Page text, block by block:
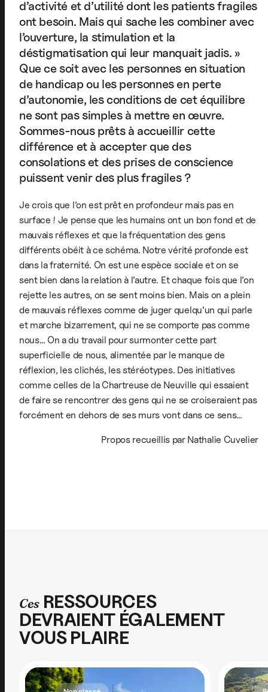
d’activité et d’utilité dont les patients fragiles
ont besoin. Mais qui sache les combiner avec
l’ouverture, la stimulation et la
déstigmatisation qui leur manquait jadis. »
Que ce soit avec les personnes en situation
de handicap ou les personnes en perte
d’autonomie, les conditions de cet équilibre
ne sont pas simples à mettre en œuvre.
Sommes-nous prêts à accueillir cette
différence et à accepter que des
consolations et des prises de conscience
puissent venir des plus fragiles ?
Je crois que l’on est prêt en profondeur mais pas en
surface ! Je pense que les humains ont un bon fond et de
mauvais réflexes et que la fréquentation des gens
différents obéit à ce schéma. Notre vérité profonde est
dans la fraternité. On est une espèce sociale et on se
sent bien dans la relation à l’autre. Et chaque fois que l’on
rejette les autres, on se sent moins bien. Mais on a plein
de mauvais réflexes comme de juger quelqu’un qui parle
et marche bizarrement, qui ne se comporte pas comme
nous… On a du travail pour surmonter cette part
superficielle de nous, alimentée par le manque de
réflexion, les clichés, les stéréotypes. Des initiatives
comme celles de la Chartreuse de Neuville qui essaient
de faire se rencontrer des gens qui ne se croiseraient pas
forcément en dehors de ses murs vont dans ce sens…
Propos recueillis par Nathalie Cuvelier
Ces RESSOURCES
DEVRAIENT ÉGALEMENT
VOUS PLAIRE